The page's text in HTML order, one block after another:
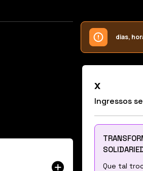
dias,
x
Ingressos
Que tal